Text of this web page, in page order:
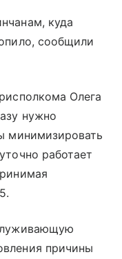
куда
сообщили
Олега
нужно
минимизировать
работает
причины